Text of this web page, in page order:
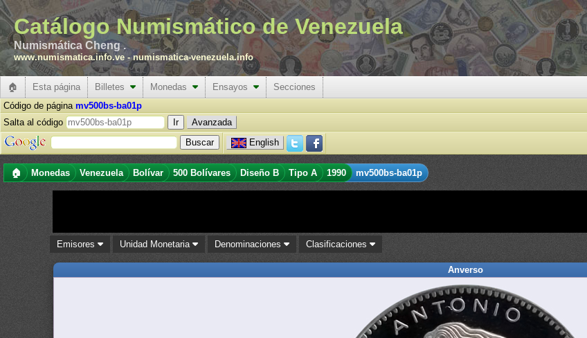
Catálogo Numismático de Venezuela
Numismática Cheng .
www.numismatica.info.ve -numismatica-venezuela.info
🏠 Esta página Billetes Monedas Ensayos
Secciones
Código de página mv500bs-ba01p
Salta al código
Avanzada
English
🏠 Monedas Venezuela Bolívar 500 Bolívares Diseño B Tipo A 1990 mv500bs-ba01p
Emisores Unidad Monetaria Denominaciones Clasificaciones
Anverso